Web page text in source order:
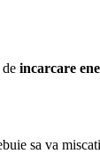
incarcare
sa va